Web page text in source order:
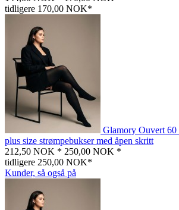
tidligere 170,00 NOK*
Glamory Ouvert
plus size strømpebukser med åpen skritt
212,50 NOK * 250,00 NOK *
tidligere 250,00 NOK*
Kunder, så også på